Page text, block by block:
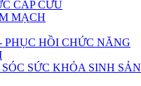
CẤP CỨU
MẠCH
PHỤC HỒI CHỨC NĂNG
SỨC KHỎA SINH SẢN